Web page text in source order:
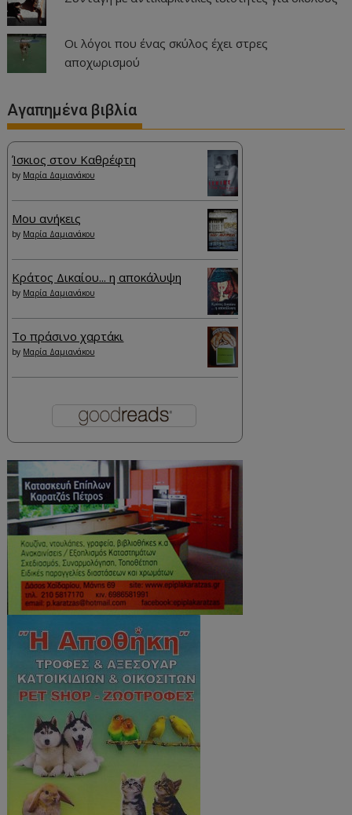
Οι λόγοι που ένας σκύλος έχει στρες
αποχωρισμού
Αγαπημένα βιβλία
Ίσκιος στον Καθρέφτη
by Μαρία Δαμιανάκου
Μου ανήκεις
by Μαρία Δαμιανάκου
Κράτος Δικαίου... η αποκάλυψη
by Μαρία Δαμιανάκου
Το πράσινο χαρτάκι
by Μαρία Δαμιανάκου